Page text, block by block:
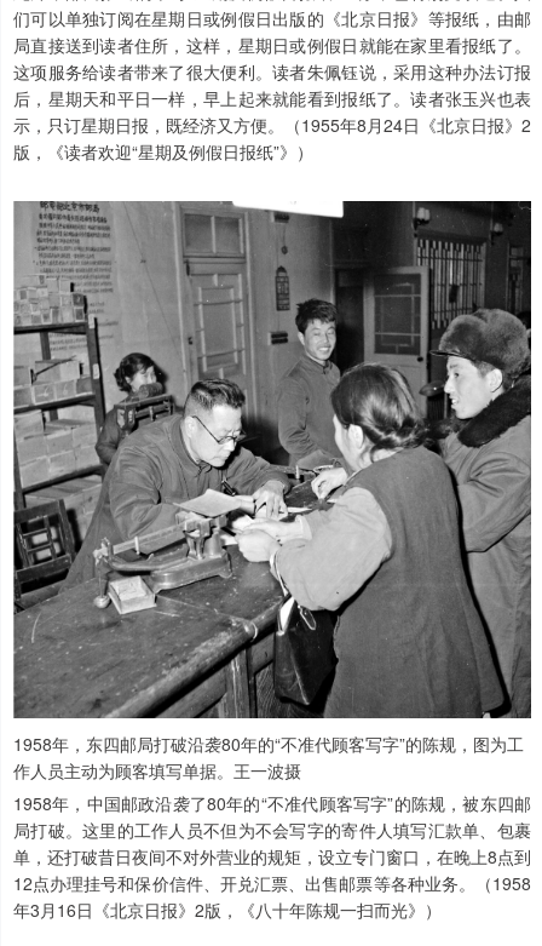
们可以单独订阅在星期日或例假日出版的《北京日报》等报纸，由邮
局直接送到读者住所，这样，星期日或例假日就能在家里看报纸了。
这项服务给读者带来了很大便利。读者朱佩钰说，采用这种办法订报
后，星期天和平日一样，早上起来就能看到报纸了。读者张玉兴也表
示，只订星期日报，既经济又方便。（1955年8月24日《北京日报》2
版，《读者欢迎“星期及例假日报纸”》）
1958年，东四邮局打破沿袭80年的“不准代顾客写字”的陈规，图为工
作人员主动为顾客填写单据。王一波摄
1958年，中国邮政沿袭了80年的“不准代顾客写字”的陈规，被东四邮
局打破。这里的工作人员不但为不会写字的寄件人填写汇款单、包裹
单，还打破昔日夜间不对外营业的规矩，设立专门窗口，在晚上8点到
12点办理挂号和保价信件、开兑汇票、出售邮票等各种业务。（1958
年3月16日《北京日报》2版，《八十年陈规一扫而光》）